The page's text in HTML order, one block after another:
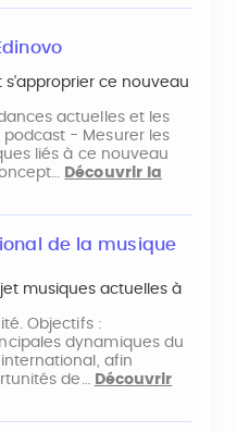
s'approprier ce nouveau
actuelles et les
- Mesurer les
liés à ce nouveau
Découvrir la
de la musique
musiques actuelles à
Objectifs :
dynamiques du
afin
de… Découvrir